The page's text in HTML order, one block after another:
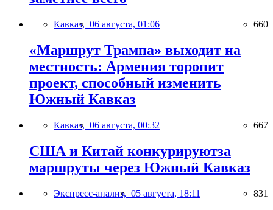
Кавказ, 06 августа, 01:06 660
«Маршрут Трампа» выходит на
местность: Армения торопит
проект, способный изменить
Южный Кавказ
Кавказ, 06 августа, 00:32 667
США и Китай конкурируютза
маршруты через Южный Кавказ
Экспресс-анализ, 05 августа, 18:11 831